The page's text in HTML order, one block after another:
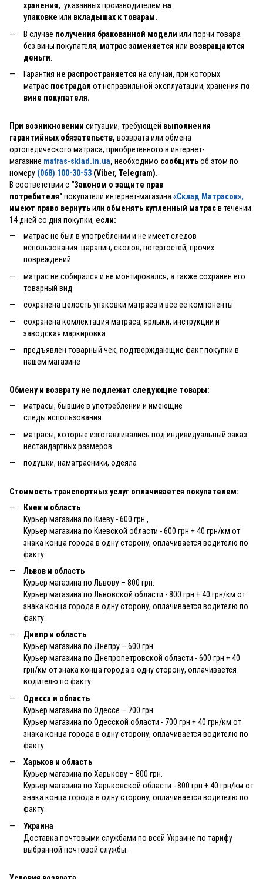
хранения, указанных производителем на
упаковке или вкладышах к товарам.
В случае получения бракованной модели или порчи товара
без вины покупателя, матрас заменяется или возвращаются
деньги
Гарантия не распространяется на случаи, при которых
матрас пострадал от неправильной эксплуатации, хранения по
вине покупателя.
При возникновении ситуации, требующей выполнения
гарантийных обязательств, возврата или обмена
ортопедического матраса, приобретенного в интернет-
магазине matras-sklad.in.ua, необходимо сообщитьоб этом по
номеру (068) 100-30-53 (Viber, Telegram).
В соответствии с "Законом о защите прав
потребителя"покупатели интернет-магазина«Склад Матрасов»,
имеют право вернутьили обменять купленный матрасв течении
14 дней со дня покупки, если:
матрас не был в употреблении и не имеет следов
использования: царапин, сколов, потертостей, прочих
повреждений
матрас не собирался и не монтировался, а также сохранен его
товарный вид
сохранена целость упаковки матраса и все ее компоненты
сохранена комлектация матраса, ярлыки, инструкции и
заводская маркировка
предъявлен товарный чек, подтверждающие факт покупки в
нашем магазине
Обмену и возврату не подлежат следующие товары:
матрасы, бывшие в употреблении и имеющие
следы использования
матрасы, которые изготавливались под индивидуальный заказ
нестандартных размеров
подушки, наматрасники, одеяла
Стоимость транспортных услуг оплачивается покупателем:
Киев и область
Курьер магазина по Киеву - 600 грн.,
Курьер магазина по Киевской области - 600 грн + 40 грн/км от
знака конца города в одну сторону, оплачивается водителю по
факту.
Львов и область
Курьер магазина по Львову – 800 грн.
Курьер магазина по Львовской области - 800 грн + 40 грн/км от
знака конца города в одну сторону, оплачивается водителю по
факту.
Днепр и область
Курьер магазина по Днепру – 600 грн.
Курьер магазина по Днепропетровской области - 600 грн + 40
грн/км от знака конца города в одну сторону, оплачивается
водителю по факту.
Одесса и область
Курьер магазина по Одессе – 700 грн.
Курьер магазина по Одесской области - 700 грн + 40 грн/км от
знака конца города в одну сторону, оплачивается водителю по
факту.
Харьков и область
Курьер магазина по Харькову – 800 грн.
Курьер магазина по Харьковской области - 800 грн + 40 грн/км от
знака конца города в одну сторону, оплачивается водителю по
факту.
Украина
Доставка почтовыми службами по всей Украине по тарифу
выбранной почтовой службы.